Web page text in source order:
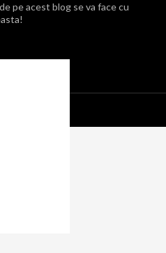
pe acest blog se va face cu